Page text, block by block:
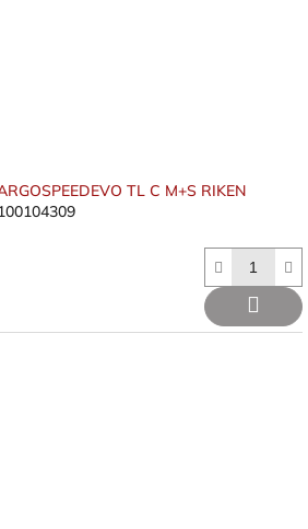
TL C M+S RIKEN